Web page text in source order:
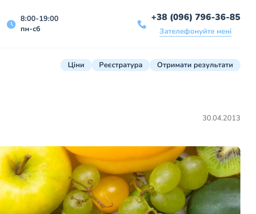
8:00-19:00
пн-сб
+38 (096) 796-36-85
Зателефонуйте мені
Ціни Реєстратура Отримати результати
30.04.2013